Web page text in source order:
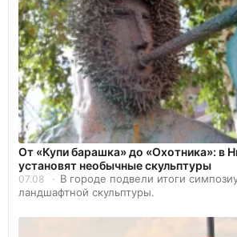
От «Купи барашка» до «Охотника»: в
установят необычные скульптуры
07.08
В городе подвели итоги
ландшафтной скульптуры.